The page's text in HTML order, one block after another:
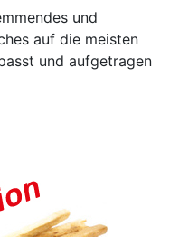
und
auf die meisten
und aufgetragen